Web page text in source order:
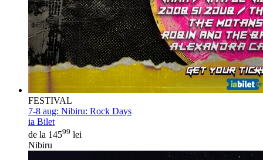
FESTIVAL
7-8 aug: Nibiru: Rock Days
ia Bilet
de la 14599 lei
Nibiru